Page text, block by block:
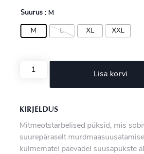
Suurus : M
M L XL XXL
Lisa korvi
KIRJELDUS
Mitmeotstarbelised püksid, mis
suurepäraselt
külmematel päevadel suusapükste